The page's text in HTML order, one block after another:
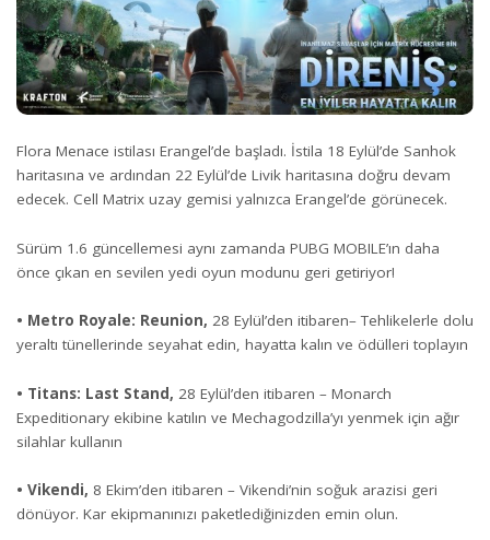
Flora Menace istilası Erangel’de başladı. İstila 18 Eylül’de Sanhok
haritasına ve ardından 22 Eylül’de Livik haritasına doğru devam
edecek. Cell Matrix uzay gemisi yalnızca Erangel’de görünecek.
Sürüm 1.6 güncellemesi aynı zamanda PUBG MOBILE’ın daha
önce çıkan en sevilen yedi oyun modunu geri getiriyor!
• Metro Royale: Reunion, 28 Eylül’den itibaren– Tehlikelerle dolu
yeraltı tünellerinde seyahat edin, hayatta kalın ve ödülleri toplayın
• Titans: Last Stand, 28 Eylül’den itibaren – Monarch
Expeditionary ekibine katılın ve Mechagodzilla’yı yenmek için ağır
silahlar kullanın
• Vikendi, 8 Ekim’den itibaren – Vikendi’nin soğuk arazisi geri
dönüyor. Kar ekipmanınızı paketlediğinizden emin olun.